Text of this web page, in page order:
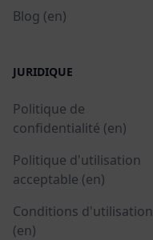
Blog (en)
JURIDIQUE
Politique de
confidentialité (en)
Politique d'utilisation
acceptable (en)
Conditions d'utilisation
(en)